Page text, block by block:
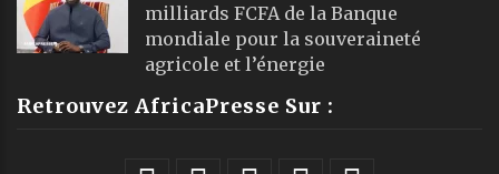
milliards FCFA de la Banque
mondiale pour la souveraineté
agricole et l’énergie
Retrouvez AfricaPresse Sur :